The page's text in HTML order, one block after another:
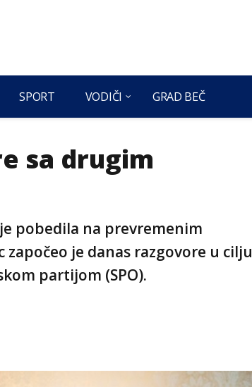
SPORT VODIČI GRAD BEČ
sa drugim
pobedila na prevremenim
je danas razgovore u cilju
partijom (SPO).